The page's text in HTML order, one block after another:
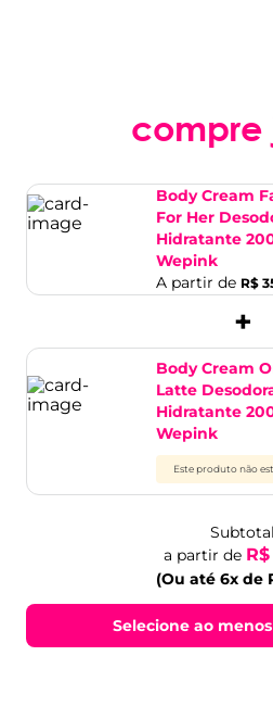
compre
Body Cream
For Her
Hidratante
Wepink
A partir de R$
+
Body Cream
Latte
Hidratante
Wepink
Este produto não
Subtotal
a partir de
(Ou até 6x de
Selecione ao